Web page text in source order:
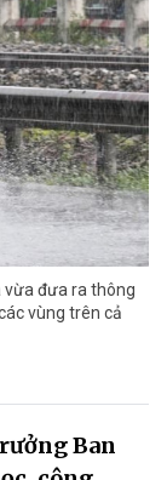
vừa đưa ra thông
vùng trên cả
Ban